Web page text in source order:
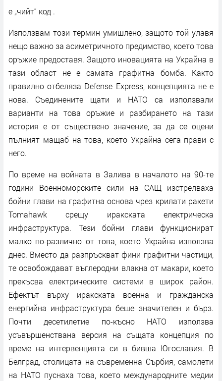
е „чийт“ код .
Използвам този термин умишлено, защото той улавя
нещо важно за асиметричното предимство, което това
оръжие предоставя. Защото иновацията на Украйна в
тази област не е самата графитна бомба. Както
правилно отбеляза Defense Express, концепцията не е
нова. Съединените щати и НАТО са използвали
варианти на това оръжие и разбирането на тази
история е от съществено значение, за да се оцени
пълният мащаб на това, което Украйна сега прави с
него.
По време на войната в Залива в началото на 90-те
години Военноморските сили на САЩ изстрелваха
бойни глави на графитна основа чрез крилати ракети
Tomahawk срещу иракската електрическа
инфраструктура. Тези бойни глави функционират
малко по-различно от това, което Украйна използва
днес. Вместо да разпръскват фини графитни частици,
те освобождават въглеродни влакна от макари, което
прекъсва електрическите системи в широк район.
Ефектът върху иракската военна и гражданска
енергийна инфраструктура беше значителен и бърз.
Почти десетилетие по-късно НАТО използва
усъвършенствана версия на същата концепция по
време на интервенцията си в бивша Югославия. В
Белград, столицата на съвременна Сърбия, самолети
на НАТО пуснаха това, което международните медии